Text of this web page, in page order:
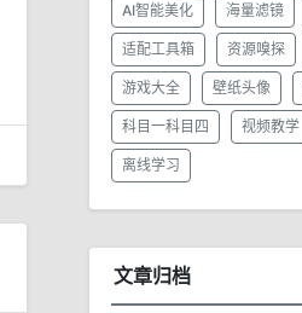
AI智能美化 海量滤镜
适配工具箱 资源嗅探
游戏大全 壁纸头像
科目一科目四 视频教学
离线学习
文章归档